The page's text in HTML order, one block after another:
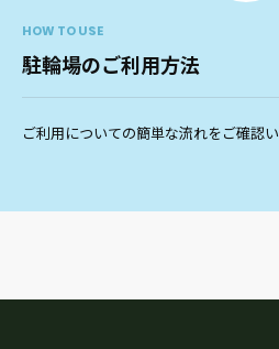
HOW TO USE
駐輪場のご利用方法
ご利用についての簡単な流れをご確認い